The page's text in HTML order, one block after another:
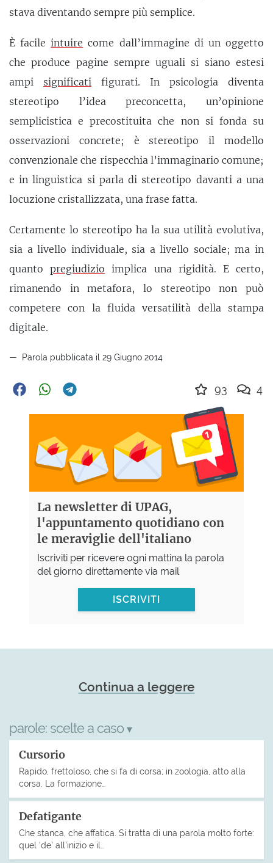
stava diventando sempre più semplice.
È facileintuire come dall’immagine di un oggetto
che produce pagine sempre uguali si siano estesi
ampi significati figurati. In psicologia diventa
stereotipo l’idea preconcetta, un’opinione
semplicistica e precostituita che non si fonda su
osservazioni concrete; è stereotipo il modello
convenzionale che rispecchia l’immaginario comune;
e in linguistica si parla di stereotipo davanti a una
locuzione cristallizzata, una frase fatta.
Certamente lo stereotipo ha la sua utilità evolutiva,
sia a livello individuale, sia a livello sociale; ma in
quantopregiudizio implica una rigidità. E certo,
rimanendo in metafora, lo stereotipo non può
competere con la fluida versatilità della stampa
digitale.
Parola pubblicata il 29 Giugno 2014
93 4
La newsletter di UPAG,
l'appuntamento quotidiano con
le meraviglie dell'italiano
Iscriviti per ricevere ogni mattina la parola
del giorno direttamente via mail
ISCRIVITI
Continua a leggere
parole: scelte a caso ▾
Cursorio
Rapido, frettoloso, che si fa di corsa; in zoologia, atto alla
corsa. La formazione…
Defatigante
Che stanca, che affatica. Si tratta di una parola molto forte:
quel ‘de’ all’inizio e il…